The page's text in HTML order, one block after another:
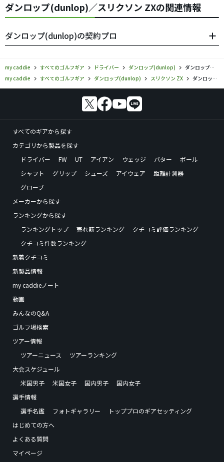
ダンロップ(dunlop)／スリクソン ZXの関連情報
ダンロップ(dunlop)の契約プロ
my caddie すべてのゴルフギア ドライバー ダンロップ(dunlop)
ダンロップ／スリクソン ZX／ドライバーの口コミ評価
my caddie
すべてのゴルフギア ダンロップ(dunlop) スリクソン ZX ダンロップ／スリクソン ZX／ドライバーの口コミ評価
すべてのギアから探す
カテゴリから製品を探す
ドライバー
FW UT アイアン ウェッジ パター
ボール
シャフト
グリップ シューズ アイウェア
距離計測器
グローブ
メーカーから探す
ランキングから探す
ランキングトップ
売れ筋ランキング
クチコミ評価ランキング
クチコミ件数ランキング
新着クチコミ
新製品情報
my caddieノート
動画
みんなのQ&A
ゴルフ場検索
ツアー情報
ツアーニュース
ツアーランキング
大会スケジュール
米国男子
米国女子 国内男子
国内女子
選手情報
選手名鑑
フォトギャラリー
トッププロのギアセッティング
はじめての方へ
よくある質問
マイページ